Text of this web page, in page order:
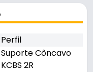
Perfil
Suporte Côncavo
KCBS 2R